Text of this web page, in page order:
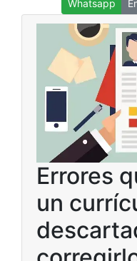
Whatsapp
Errores
un